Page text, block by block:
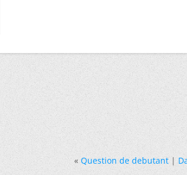
« Question de debutant|